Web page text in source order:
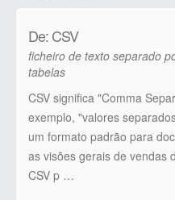
De: CSV
ficheiro de texto separado
tabelas
CSV significa "Comma
exemplo, "valores
um formato padrão para
as visões gerais de vendas
CSV p …